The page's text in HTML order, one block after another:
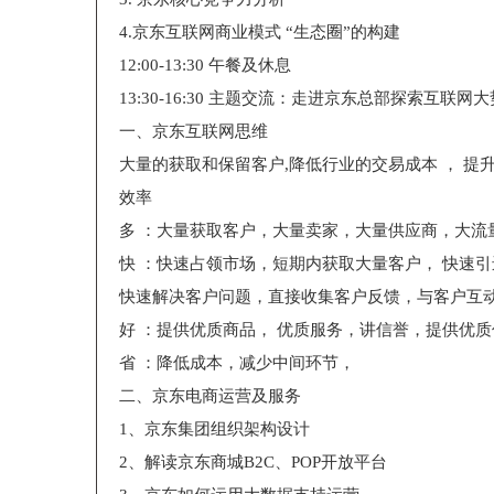
4.京东互联网商业模式 “生态圈”的构建
12:00-13:30 午餐及休息
13:30-16:30 主题交流：走进京东总部探索互联网大
一、京东互联网思维
大量的获取和保留客户,降低行业的交易成本 ， 提
效率
多 ：大量获取客户，大量卖家，大量供应商，大
快 ：快速占领市场，短期内获取大量客户， 快速
快速解决客户问题，直接收集客户反馈，与客户互
好 ：提供优质商品， 优质服务，讲信誉，提供优
省 ：降低成本，减少中间环节，
二、京东电商运营及服务
1、京东集团组织架构设计
2、解读京东商城B2C、POP开放平台